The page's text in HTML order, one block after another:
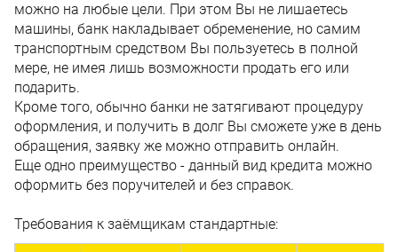
можно на любые цели. При этом Вы не лишаетесь
машины, банк накладывает обременение, но самим
транспортным средством Вы пользуетесь в полной
мере, не имея лишь возможности продать его или
подарить.
Кроме того, обычно банки не затягивают процедуру
оформления, и получить в долг Вы сможете уже в день
обращения, заявку же можно отправить онлайн.
Еще одно преимущество - данный вид кредита можно
оформить без поручителей и без справок.
Требования к заёмщикам стандартные: